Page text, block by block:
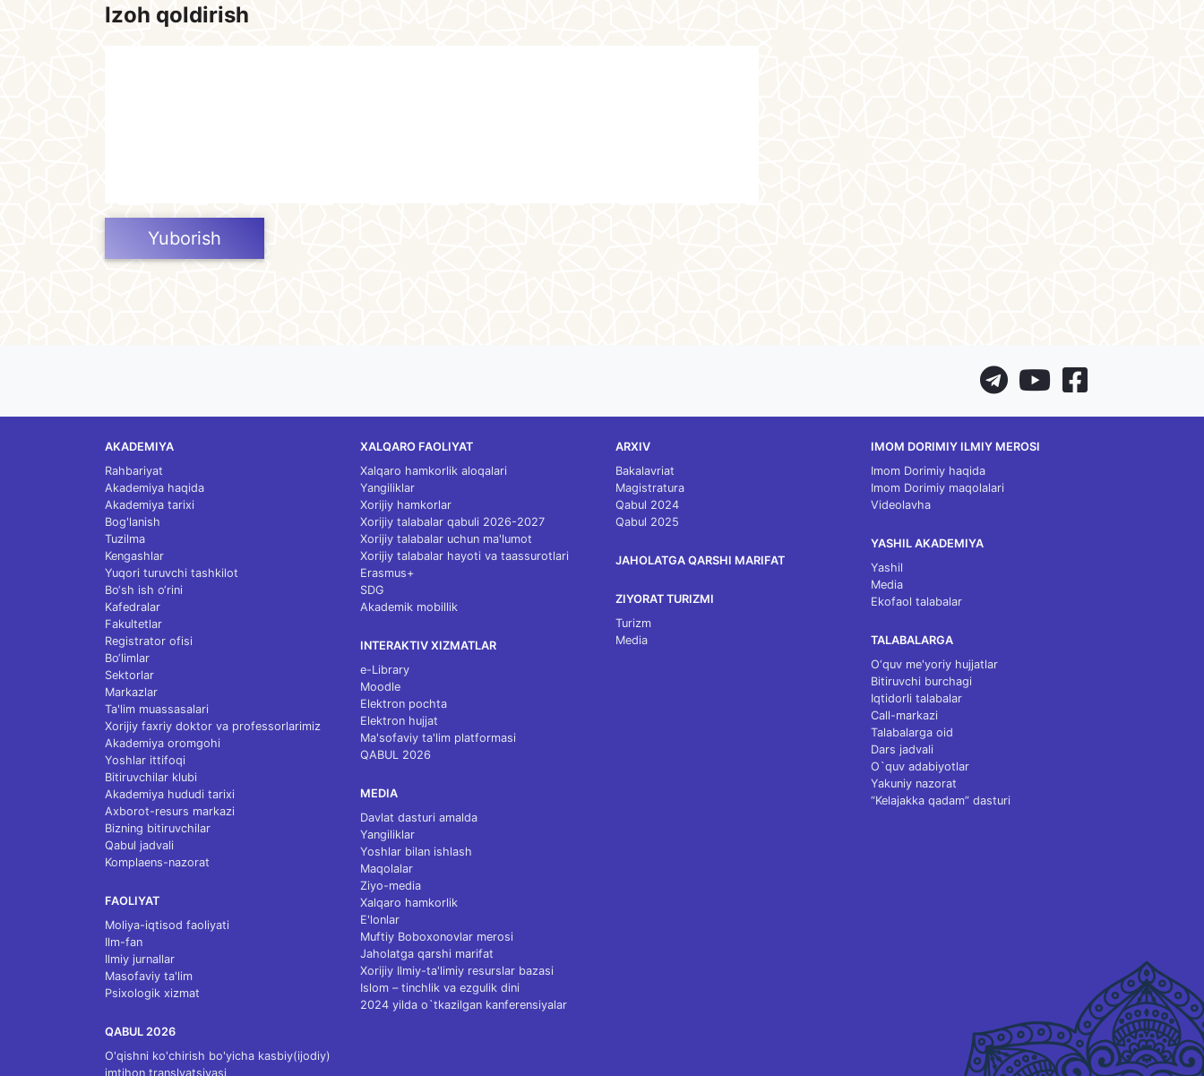
Izoh qoldirish
Yuborish
AKADEMIYA
Rahbariyat
Akademiya haqida
Akademiya tarixi
Bog'lanish
Tuzilma
Kengashlar
Yuqori turuvchi tashkilot
Bo‘sh ish o‘rini
Kafedralar
Fakultetlar
Registrator ofisi
Bo‘limlar
Sektorlar
Markazlar
Ta'lim muassasalari
Xorijiy faxriy doktor va professorlarimiz
Akademiya oromgohi
Yoshlar ittifoqi
Bitiruvchilar klubi
Akademiya hududi tarixi
Axborot-resurs markazi
Bizning bitiruvchilar
Qabul jadvali
Komplaens-nazorat
FAOLIYAT
Moliya-iqtisod faoliyati
Ilm-fan
Ilmiy jurnallar
Masofaviy ta'lim
Psixologik xizmat
QABUL 2026
O'qishni ko'chirish bo'yicha kasbiy(ijodiy)
imtihon translyatsiyasi
XALQARO FAOLIYAT
Xalqaro hamkorlik aloqalari
Yangiliklar
Xorijiy hamkorlar
Xorijiy talabalar qabuli 2026-2027
Xorijiy talabalar uchun ma'lumot
Xorijiy talabalar hayoti va taassurotlari
Erasmus+
SDG
Akademik mobillik
INTERAKTIV XIZMATLAR
e-Library
Moodle
Elektron pochta
Elektron hujjat
Ma'sofaviy ta'lim platformasi
QABUL 2026
MEDIA
Davlat dasturi amalda
Yangiliklar
Yoshlar bilan ishlash
Maqolalar
Ziyo-media
Xalqaro hamkorlik
E'lonlar
Muftiy Boboxonovlar merosi
Jaholatga qarshi marifat
Xorijiy Ilmiy-ta'limiy resurslar bazasi
Islom – tinchlik va ezgulik dini
2024 yilda o`tkazilgan kanferensiyalar
ARXIV
Bakalavriat
Magistratura
Qabul 2024
Qabul 2025
JAHOLATGA QARSHI MARIFAT
ZIYORAT TURIZMI
Turizm
Media
IMOM DORIMIY ILMIY MEROSI
Imom Dorimiy haqida
Imom Dorimiy maqolalari
Videolavha
YASHIL AKADEMIYA
Yashil
Media
Ekofaol talabalar
TALABALARGA
O‘quv me'yoriy hujjatlar
Bitiruvchi burchagi
Iqtidorli talabalar
Call-markazi
Talabalarga oid
Dars jadvali
O`quv adabiyotlar
Yakuniy nazorat
“Kelajakka qadam” dasturi